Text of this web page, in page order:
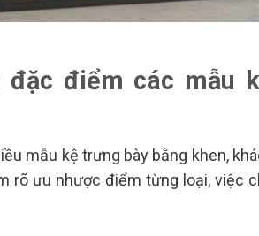
đặc điểm các mẫu
mẫu kệ trưng bày bằng khen,
rõ ưu nhược điểm từng loại, việc